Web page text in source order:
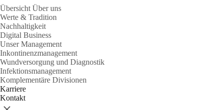
Übersicht Über uns
Werte & Tradition
Nachhaltigkeit
Digital Business
Unser Management
Inkontinenzmanagement
Wundversorgung und Diagnostik
Infektionsmanagement
Komplementäre Divisionen
Karriere
Kontakt
Schließen